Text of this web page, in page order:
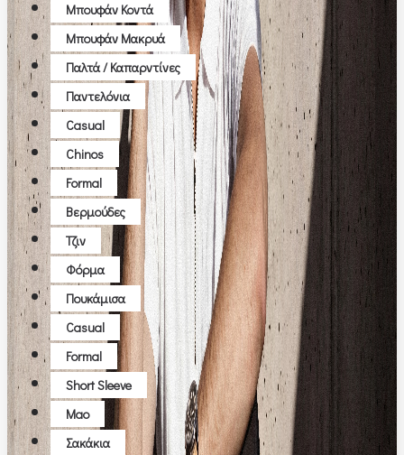
Μπουφάν Κοντά
Μπουφάν Μακρυά
Παλτά / Καπαρντίνες
Παντελόνια
Casual
Chinos
Formal
Βερμούδες
Τζιν
Φόρμα
Πουκάμισα
Casual
Formal
Short Sleeve
Μao
Σακάκια